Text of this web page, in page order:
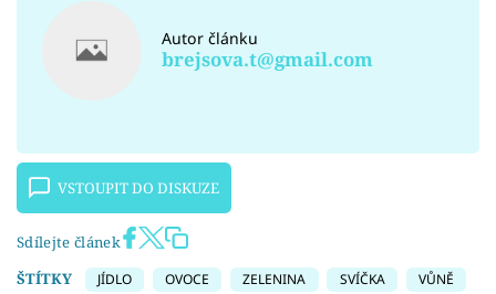
Autor článku
brejsova.t@gmail.com
VSTOUPIT DO DISKUZE
Sdílejte článek
ŠTÍTKY
JÍDLO OVOCE ZELENINA SVÍČKA
VŮNĚ